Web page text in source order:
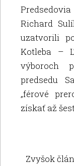
Richard
uzatvorili
Kotleba –
výboroch
predsedu
„férové
získať až
Zvyšok